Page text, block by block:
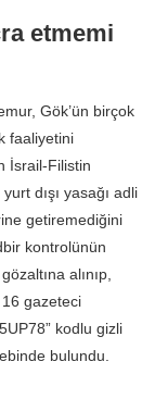
etmemi
Gök’ün birçok
faaliyetini
İsrail-Filistin
dışı yasağı adli
getiremediğini
kontrolünün
alınıp,
gazeteci
kodlu gizli
bulundu.